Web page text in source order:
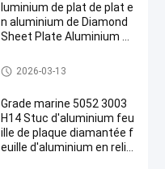
luminium de plat de plat e
n aluminium de Diamond
Sheet Plate Aluminium C
Feuille en aluminium de relief
2026-03-13
Grade marine 5052 3003
H14 Stuc d'aluminium feu
ille de plaque diamantée f
euille d'aluminium en relie